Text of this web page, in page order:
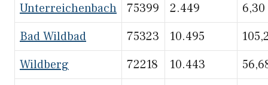
Unterreichenbach
75399 2.449
6,30
Bad Wildbad
75323 10.495
Wildberg
72218 10.443